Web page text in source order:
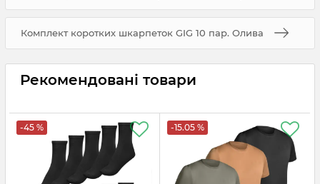
Комплект коротких шкарпеток GIG 10 пар. Олива
Рекомендовані товари
-45 % -15.05 %